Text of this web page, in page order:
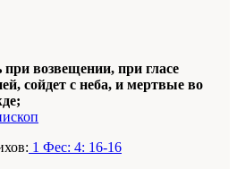
возвещении, при гласе
сойдет с неба, и мертвые во
1 Фес: 4: 16-16